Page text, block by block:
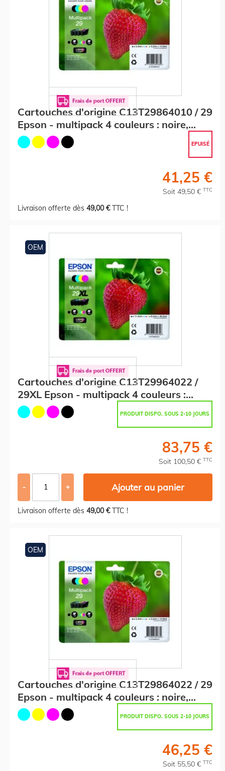
Cartouches d'origine C13T29864010 / 29
Epson - multipack 4 couleurs : noire,
cyan, magenta, jaune
EPUISÉ
41,25 €
Soit 49,50 € TTC
Livraison offerte dès 49,00 €TTC !
OEM
Cartouches d'origine C13T29964022 /
29XL Epson - multipack 4 couleurs :
noire, cyan, magenta, jaune
PRODUIT DISPO. SOUS 2-10 JOURS
83,75 €
Soit 100,50 € TTC
- + Ajouter au panier
Livraison offerte dès 49,00 €TTC !
OEM
Cartouches d'origine C13T29864022 / 29
Epson - multipack 4 couleurs : noire,
cyan, magenta, jaune
PRODUIT DISPO. SOUS 2-10 JOURS
46,25 €
Soit 55,50 € TTC